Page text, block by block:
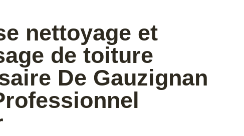
nettoyage et
de toiture
De Gauzignan